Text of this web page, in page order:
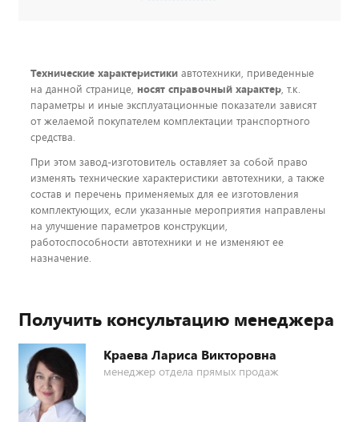
Технические характеристики автотехники, приведенные
на данной странице, носят справочный характер, т.к.
параметры и иные эксплуатационные показатели зависят
от желаемой покупателем комплектации транспортного
средства.
При этом завод-изготовитель оставляет за собой право
изменять технические характеристики автотехники, а также
состав и перечень применяемых для ее изготовления
комплектующих, если указанные мероприятия направлены
на улучшение параметров конструкции,
работоспособности автотехники и не изменяют ее
назначение.
Получить консультацию менеджера
Краева Лариса Викторовна
менеджер отдела прямых продаж